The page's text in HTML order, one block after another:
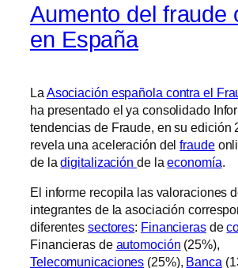
Aumento del fraude
en España
La Asociación española contra el
ha presentado el ya consolidado
tendencias de Fraude, en su edición
revela una aceleración delfraude
de ladigitalización de laeconomía.
El informe recopila las valoraciones
integrantes de la asociación
diferentes sectores: Financierasde
Financieras de automoción (25%),
Telecomunicaciones (25%), Banca